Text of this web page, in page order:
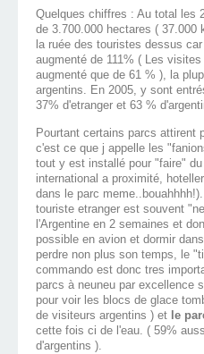
Quelques chiffres : Au total les
de 3.700.000 hectares (
la ruée des touristes dessus
augmenté de 111% ( Les
augmenté que de 61 % ), la
argentins. En 2005, y sont
37% d'etranger et 63 %
Pourtant certains parcs attirent
c'est ce que j appelle les
tout y est installé pour "faire"
international a proximité,
dans le parc
touriste etranger est souvent
l'Argentine en 2 semaines et
possible en avion et dormir
perdre non plus son temps, le
commando est donc tres
parcs à neuneu par excellence
pour voir les blocs de glace
de visiteurs argentins ) et le
cette fois ci de l'eau. ( 59%
d'argentins ).